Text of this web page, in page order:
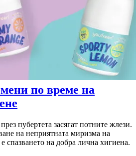
по време на
пубертета засягат потните жлези.
на неприятната миризма на
спазването на добра лична хигиена.